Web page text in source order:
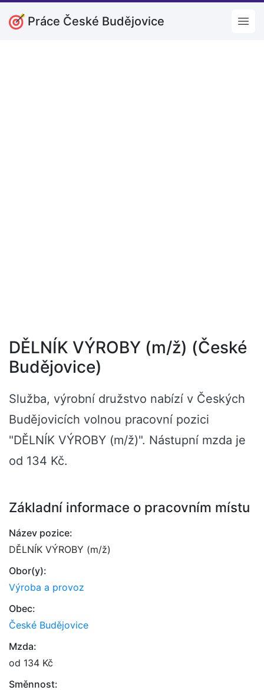
Práce České Budějovice
DĚLNÍK VÝROBY (m/ž) (České
Budějovice)
Služba, výrobní družstvo nabízí v Českých
Budějovicích volnou pracovní pozici
"DĚLNÍK VÝROBY (m/ž)". Nástupní mzda je
od 134 Kč.
Základní informace o pracovním místu
Název pozice:
DĚLNÍK VÝROBY (m/ž)
Obor(y):
Výroba a provoz
Obec:
České Budějovice
Mzda:
od 134 Kč
Směnnost: